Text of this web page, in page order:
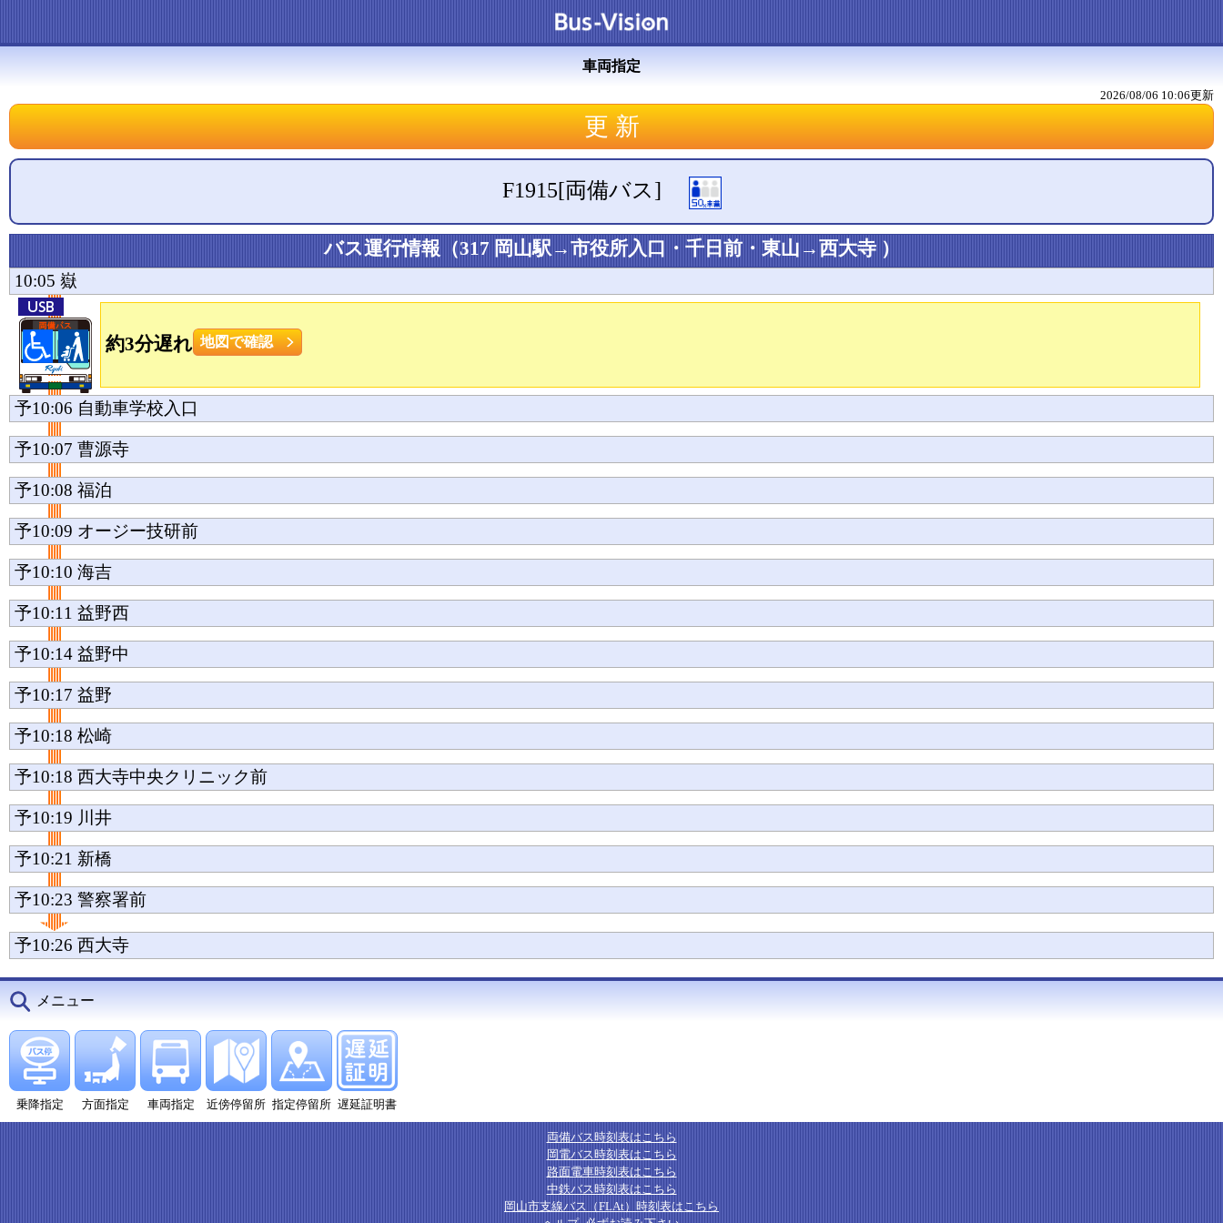
車両指定
2026/08/06 10:06更新
F1915[両備バス]
バス運行情報（317 岡山駅→市役所入口・千日前・東山→西大寺 ）
10:05 嶽
約3分遅れ 地図で確認
予10:06 自動車学校入口
予10:07 曹源寺
予10:08 福泊
予10:09 オージー技研前
予10:10 海吉
予10:11 益野西
予10:14 益野中
予10:17 益野
予10:18 松崎
予10:18 西大寺中央クリニック前
予10:19 川井
予10:21 新橋
予10:23 警察署前
予10:26 西大寺
メニュー
乗降指定 方面指定 車両指定 近傍停留所 指定停留所 遅延証明書
両備バス時刻表はこちら
岡電バス時刻表はこちら
路面電車時刻表はこちら
中鉄バス時刻表はこちら
岡山市支線バス（FLAt）時刻表はこちら